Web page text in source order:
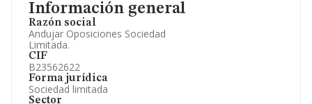
Información general
Razón social
Andujar Oposiciones Sociedad
Limitada.
CIF
B23562622
Forma jurídica
Sociedad limitada
Sector
Artículos de prensa publicados sobre la empresa.
Información oficial y registral complementaria.